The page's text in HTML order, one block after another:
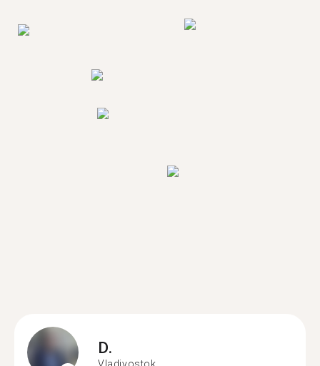
D.
Vladivostok